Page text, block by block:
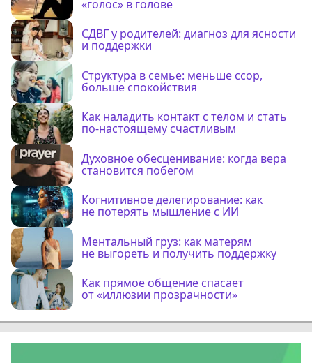
«голос» в голове
СДВГ у родителей: диагноз для ясности
и поддержки
Структура в семье: меньше ссор,
больше спокойствия
Как наладить контакт с телом и стать
по-настоящему счастливым
Духовное обесценивание: когда вера
становится побегом
Когнитивное делегирование: как
не потерять мышление с ИИ
Ментальный груз: как матерям
не выгореть и получить поддержку
Как прямое общение спасает
от «иллюзии прозрачности»